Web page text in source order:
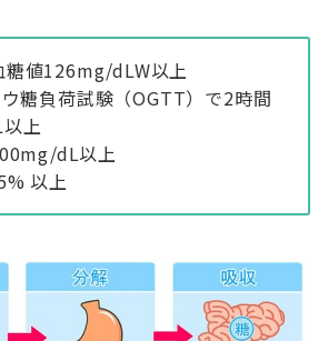
糖値126mg/dLW以上
糖負荷試験（OGTT）で2時間
上
dL以上
以上